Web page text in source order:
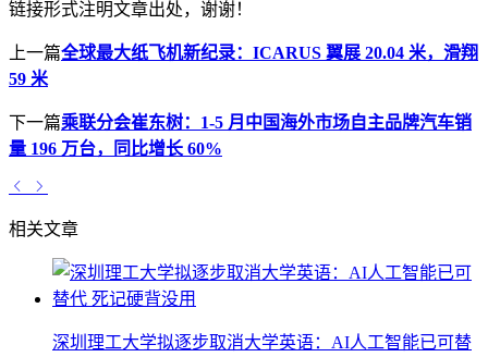
链接形式注明文章出处，谢谢！
上一篇全球最大纸飞机新纪录：ICARUS 翼展 20.04 米，滑翔
59 米
下一篇乘联分会崔东树：1-5 月中国海外市场自主品牌汽车销
量 196 万台，同比增长 60%
相关文章
深圳理工大学拟逐步取消大学英语：AI人工智能已可替